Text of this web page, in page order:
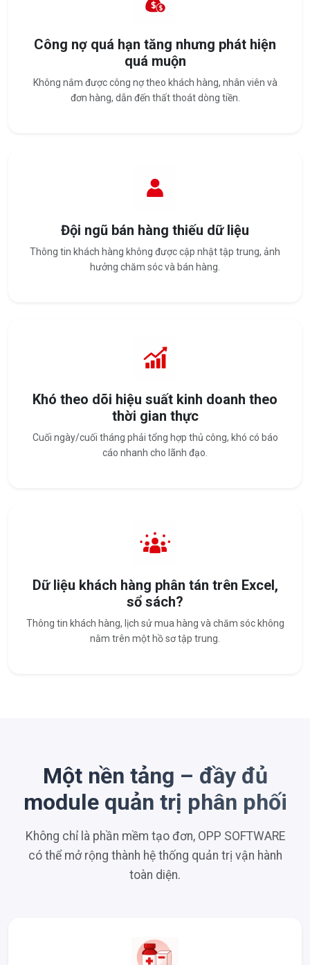
Công nợ quá hạn tăng nhưng phát hiện
quá muộn
Không nắm được công nợ theo khách hàng, nhân viên và
đơn hàng, dẫn đến thất thoát dòng tiền.
Đội ngũ bán hàng thiếu dữ liệu
Thông tin khách hàng không được cập nhật tập trung, ảnh
hưởng chăm sóc và bán hàng.
Khó theo dõi hiệu suất kinh doanh theo
thời gian thực
Cuối ngày/cuối tháng phải tổng hợp thủ công, khó có báo
cáo nhanh cho lãnh đạo.
Dữ liệu khách hàng phân tán trên Excel,
sổ sách?
Thông tin khách hàng, lịch sử mua hàng và chăm sóc không
nằm trên một hồ sơ tập trung.
Một nền tảng – đầy đủ
module quản trị phân phối
Không chỉ là phần mềm tạo đơn, OPP SOFTWARE
có thể mở rộng thành hệ thống quản trị vận hành
toàn diện.